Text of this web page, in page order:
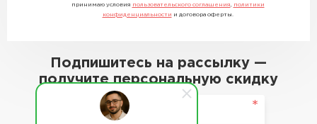
принимаю условия пользовательского соглашения
политики
конфиденциальности и договора оферты.
Подпишитесь на рассылку —
получите персональную скидку